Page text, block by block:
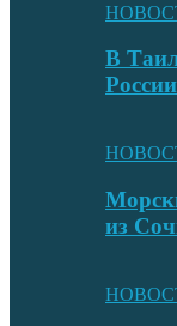
В
из